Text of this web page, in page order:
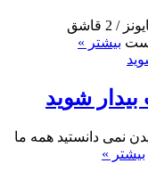
چه موادی لازم داریم؟ سس مایونز / 2 قاشق
بیشتر »
شوید
نمی دانستید همه ما
بیشتر »